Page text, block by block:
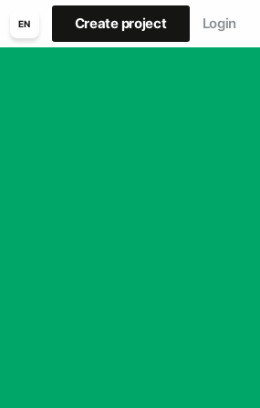
EN Create project Login